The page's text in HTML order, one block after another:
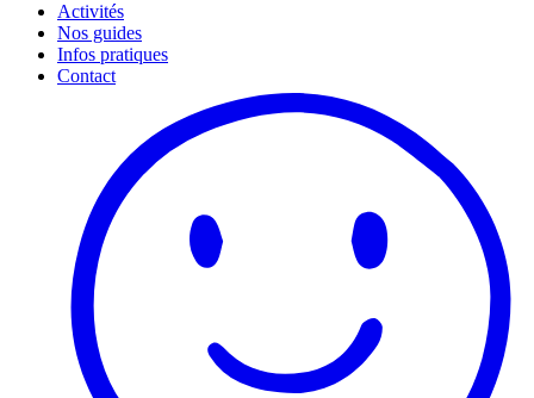
Activités
Nos guides
Infos pratiques
Contact